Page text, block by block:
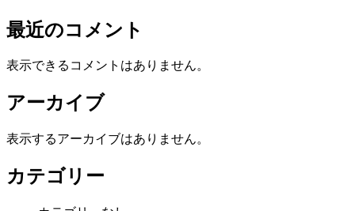
最近のコメント
表示できるコメントはありません。
アーカイブ
表示するアーカイブはありません。
カテゴリー